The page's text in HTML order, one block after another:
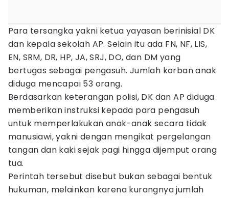
Para tersangka yakni ketua yayasan berinisial DK
dan kepala sekolah AP. Selain itu ada FN, NF, LIS,
EN, SRM, DR, HP, JA, SRJ, DO, dan DM yang
bertugas sebagai pengasuh. Jumlah korban anak
diduga mencapai 53 orang.
Berdasarkan keterangan polisi, DK dan AP diduga
memberikan instruksi kepada para pengasuh
untuk memperlakukan anak-anak secara tidak
manusiawi, yakni dengan mengikat pergelangan
tangan dan kaki sejak pagi hingga dijemput orang
tua.
Perintah tersebut disebut bukan sebagai bentuk
hukuman, melainkan karena kurangnya jumlah